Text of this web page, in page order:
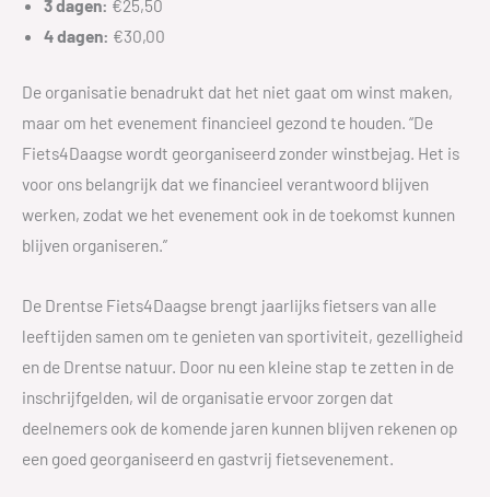
3 dagen: €25,50
4 dagen: €30,00
De organisatie benadrukt dat het niet gaat om winst maken,
maar om het evenement financieel gezond te houden. “De
Fiets4Daagse wordt georganiseerd zonder winstbejag. Het is
voor ons belangrijk dat we financieel verantwoord blijven
werken, zodat we het evenement ook in de toekomst kunnen
blijven organiseren.”
De Drentse Fiets4Daagse brengt jaarlijks fietsers van alle
leeftijden samen om te genieten van sportiviteit, gezelligheid
en de Drentse natuur. Door nu een kleine stap te zetten in de
inschrijfgelden, wil de organisatie ervoor zorgen dat
deelnemers ook de komende jaren kunnen blijven rekenen op
een goed georganiseerd en gastvrij fietsevenement.